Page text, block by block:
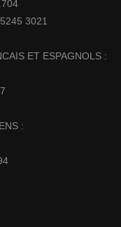
3021
ET ESPAGNOLS :
: